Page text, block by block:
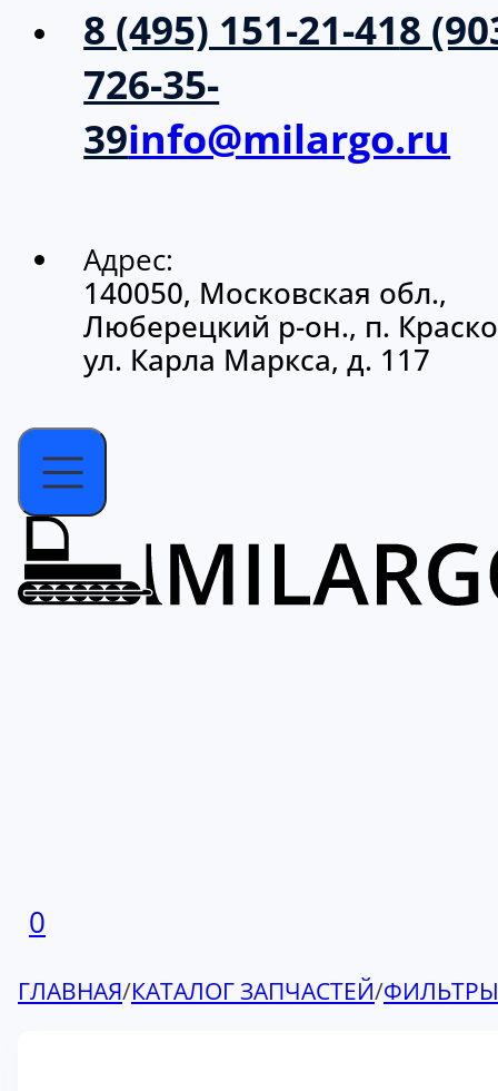
8 (495) 151-21-418
726-35-
39info@milargo.ru
Адрес:
140050, Московская обл.,
Люберецкий р-он., п.
ул. Карла Маркса, д. 117
0
ГЛАВНАЯ/КАТАЛОГ ЗАПЧАСТЕЙ/ФИЛЬТРЫ